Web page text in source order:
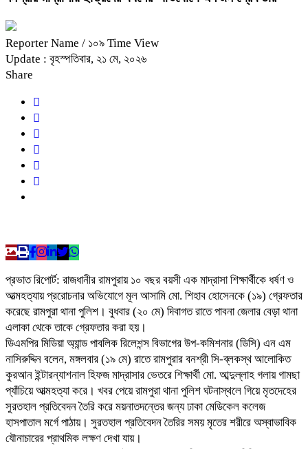
Reporter Name / ১০৯ Time View
Update : বৃহস্পতিবার, ২১ মে, ২০২৬
Share
প্রভাত রিপোর্ট: রাজধানীর রামপুরায় ১০ বছর বয়সী এক মাদ্রাসা শিক্ষার্থীকে ধর্ষণ ও
আত্মহত্যায় প্ররোচনার অভিযোগে মূল আসামি মো. শিহাব হোসেনকে (১৯) গ্রেফতার
করেছে রামপুরা থানা পুলিশ। বুধবার (২০ মে) দিবাগত রাতে পাবনা জেলার বেড়া থানা
এলাকা থেকে তাকে গ্রেফতার করা হয়।
ডিএমপির মিডিয়া অ্যান্ড পাবলিক রিলেশন্স বিভাগের উপ-কমিশনার (ডিসি) এন এম
নাসিরুদ্দিন বলেন, মঙ্গলবার (১৯ মে) রাতে রামপুরার বনশ্রী সি-ব্লকস্থ আলোকিত
কুরআন ইন্টারন্যাশনাল হিফজ মাদ্রাসার ভেতরে শিক্ষার্থী মো. আব্দুল্লাহ গলায় গামছা
প্যাঁচিয়ে আত্মহত্যা করে। খবর পেয়ে রামপুরা থানা পুলিশ ঘটনাস্থলে গিয়ে মৃতদেহের
সুরতহাল প্রতিবেদন তৈরি করে ময়নাতদন্তের জন্য ঢাকা মেডিকেল কলেজ
হাসপাতাল মর্গে পাঠায়। সুরতহাল প্রতিবেদন তৈরির সময় মৃতের শরীরে অস্বাভাবিক
যৌনাচারের প্রাথমিক লক্ষণ দেখা যায়।